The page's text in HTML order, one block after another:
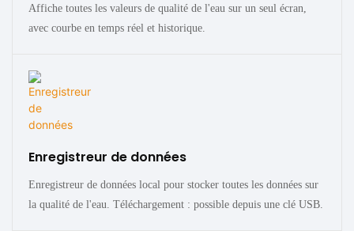
Affiche toutes les valeurs de qualité de l'eau sur un seul écran,
avec courbe en temps réel et historique.
Enregistreur de données
Enregistreur de données local pour stocker toutes les données sur
la qualité de l'eau. Téléchargement : possible depuis une clé USB.